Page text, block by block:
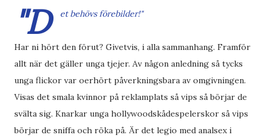
"D et behövs förebilder!"
Har ni hört den förut? Givetvis, i alla sammanhang. Framför
allt när det gäller unga tjejer. Av någon anledning så tycks
unga flickor var oerhört påverkningsbara av omgivningen.
Visas det smala kvinnor på reklamplats så vips så börjar de
svälta sig. Knarkar unga hollywoodskådespelerskor så vips
börjar de sniffa och röka på. Är det legio med analsex i